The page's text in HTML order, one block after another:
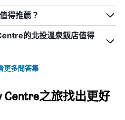
得推薦？
的北投溫泉飯店值得
更多問答集
Centre之旅找出更好